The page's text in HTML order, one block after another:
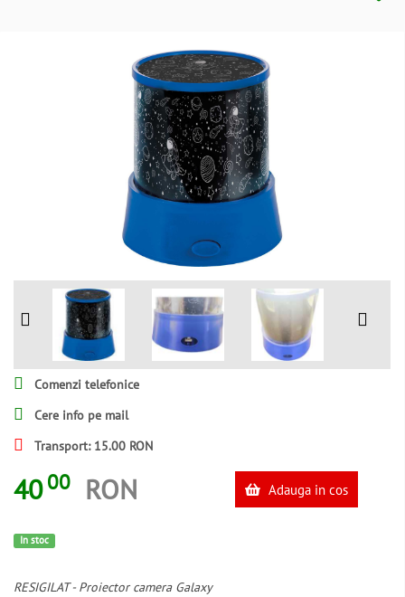
Comenzi telefonice
Cere info pe mail
Transport: 15.00 RON
40 00 RON Adauga in cos
In stoc
RESIGILAT - Proiector camera Galaxy